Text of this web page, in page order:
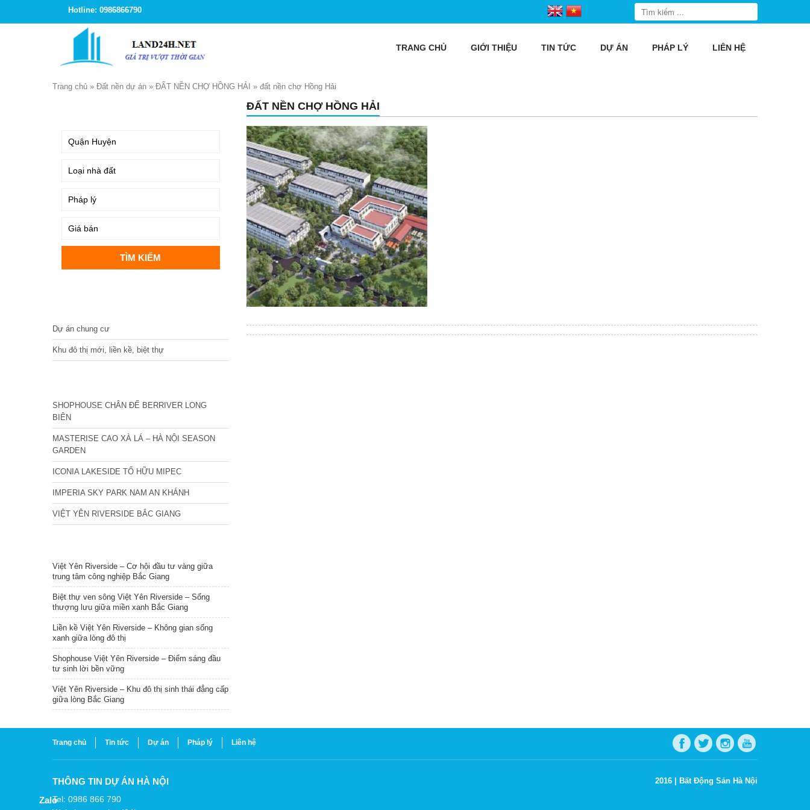
Hotline: 0986866790
TRANG CHỦ GIỚI THIỆU TIN TỨC DỰ ÁN PHÁP LÝ LIÊN HỆ
Trang chủ » Đất nền dự án » ĐẤT NỀN CHỢ HỒNG HẢI » đất nền chợ Hồng Hải
ĐẤT NỀN CHỢ HỒNG HẢI
Dự án chung cư
Khu đô thị mới, liền kề, biệt thự
SHOPHOUSE CHÂN ĐẾ BERRIVER LONG
BIÊN
MASTERISE CAO XÀ LÁ – HÀ NỘI SEASON
GARDEN
ICONIA LAKESIDE TỐ HỮU MIPEC
IMPERIA SKY PARK NAM AN KHÁNH
VIỆT YÊN RIVERSIDE BẮC GIANG
Việt Yên Riverside – Cơ hội đầu tư vàng giữa
trung tâm công nghiệp Bắc Giang
Biệt thự ven sông Việt Yên Riverside – Sống
thượng lưu giữa miền xanh Bắc Giang
Liền kề Việt Yên Riverside – Không gian sống
xanh giữa lòng đô thị
Shophouse Việt Yên Riverside – Điểm sáng đầu
tư sinh lời bền vững
Việt Yên Riverside – Khu đô thị sinh thái đẳng cấp
giữa lòng Bắc Giang
Trang chủ Tin tức Dự án Pháp lý Liên hệ
THÔNG TIN DỰ ÁN HÀ NỘI
Tel: 0986 866 790
2016 | Bất Động Sản Hà Nội
Zalo